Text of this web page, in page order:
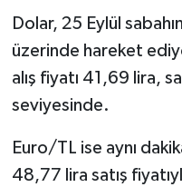
Dolar, 25 Eylül
üzerinde hareket
alış fiyatı 41,69 lira,
seviyesinde.
Euro/TL ise aynı
48,77 lira satış
MAGAZİN
ÖZEL HABER
ŞİRKET